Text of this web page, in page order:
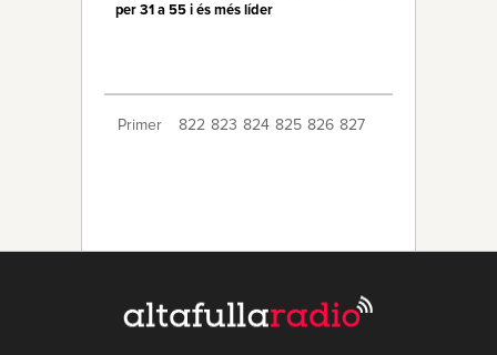
per 31 a 55 i és més líder
Primer 822 823 824 825 826 827
836 837 838 839 840 Últim